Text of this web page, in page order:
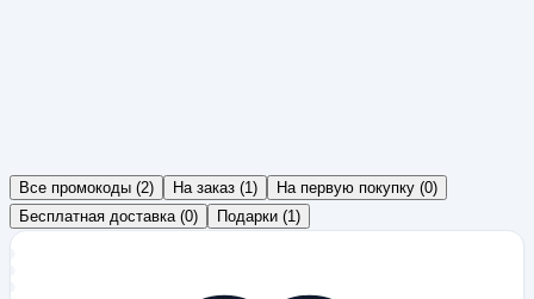
Все промокоды (2) На заказ (1) На первую покупку (0)
Бесплатная доставка (0) Подарки (1)